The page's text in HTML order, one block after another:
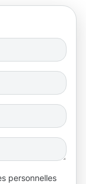
personnelles